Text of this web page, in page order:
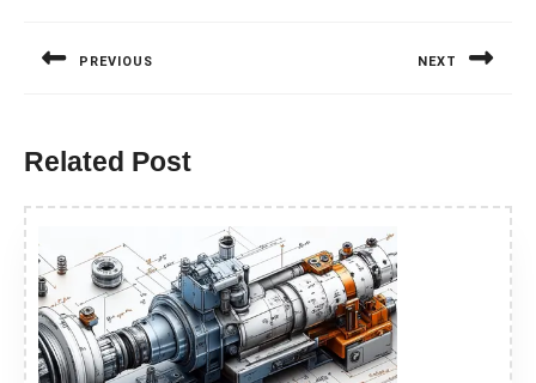
PREVIOUS NEXT
Related Post